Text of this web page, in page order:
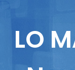
Reportajes
Columnistas
LO